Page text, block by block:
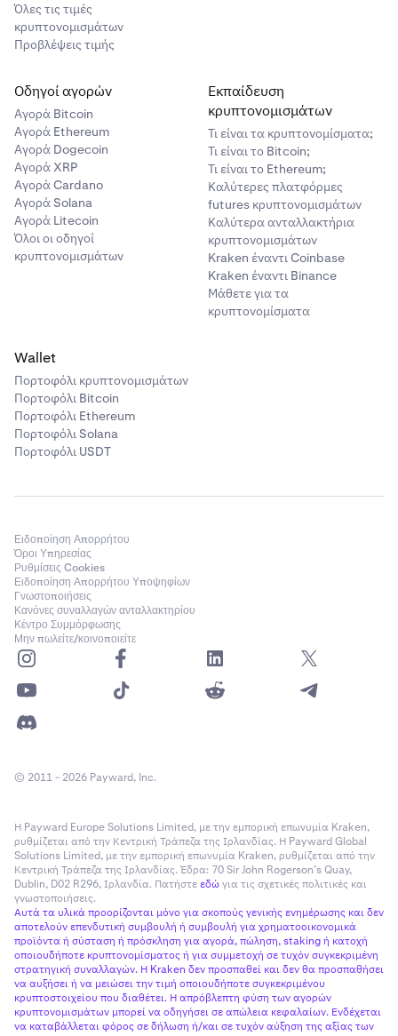
Όλες τις τιμές
κρυπτονομισμάτων
Προβλέψεις τιμής
Οδηγοί αγορών
Αγορά Bitcoin
Αγορά Ethereum
Αγορά Dogecoin
Αγορά XRP
Αγορά Cardano
Αγορά Solana
Αγορά Litecoin
Όλοι οι οδηγοί
κρυπτονομισμάτων
Εκπαίδευση
κρυπτονομισμάτων
Τι είναι τα κρυπτονομίσματα;
Τι είναι το Bitcoin;
Τι είναι το Ethereum;
Καλύτερες πλατφόρμες
futures κρυπτονομισμάτων
Καλύτερα ανταλλακτήρια
κρυπτονομισμάτων
Kraken έναντι Coinbase
Kraken έναντι Binance
Μάθετε για τα
κρυπτονομίσματα
Wallet
Πορτοφόλι κρυπτονομισμάτων
Πορτοφόλι Bitcoin
Πορτοφόλι Ethereum
Πορτοφόλι Solana
Πορτοφόλι USDT
Ειδοποίηση Απορρήτου
Όροι Υπηρεσίας
Ρυθμίσεις Cookies
Ειδοποίηση Απορρήτου Υποψηφίων
Γνωστοποιήσεις
Κανόνες συναλλαγών ανταλλακτηρίου
Κέντρο Συμμόρφωσης
Μην πωλείτε/κοινοποιείτε
© 2011 - 2026 Payward, Inc.
Η Payward Europe Solutions Limited, με την εμπορική επωνυμία Kraken,
ρυθμίζεται από την Κεντρική Τράπεζα της Ιρλανδίας. Η Payward Global
Solutions Limited, με την εμπορική επωνυμία Kraken, ρυθμίζεται από την
Κεντρική Τράπεζα της Ιρλανδίας. Έδρα: 70 Sir John Rogerson’s Quay,
Dublin, D02 R296, Ιρλανδία. Πατήστεεδώγια τις σχετικές πολιτικές και
γνωστοποιήσεις.
Αυτά τα υλικά προορίζονται μόνο για σκοπούς γενικής ενημέρωσης και δεν
αποτελούν επενδυτική συμβουλή ή συμβουλή για χρηματοοικονομικά
προϊόντα ή σύσταση ή πρόσκληση για αγορά, πώληση, staking ή κατοχή
οποιουδήποτε κρυπτονομίσματος ή για συμμετοχή σε τυχόν συγκεκριμένη
στρατηγική συναλλαγών. Η Kraken δεν προσπαθεί και δεν θα προσπαθήσει
να αυξήσει ή να μειώσει την τιμή οποιουδήποτε συγκεκριμένου
κρυπτοστοιχείου που διαθέτει. Η απρόβλεπτη φύση των αγορών
κρυπτονομισμάτων μπορεί να οδηγήσει σε απώλεια κεφαλαίων. Ενδέχεται
να καταβάλλεται φόρος σε δήλωση ή/και σε τυχόν αύξηση της αξίας των